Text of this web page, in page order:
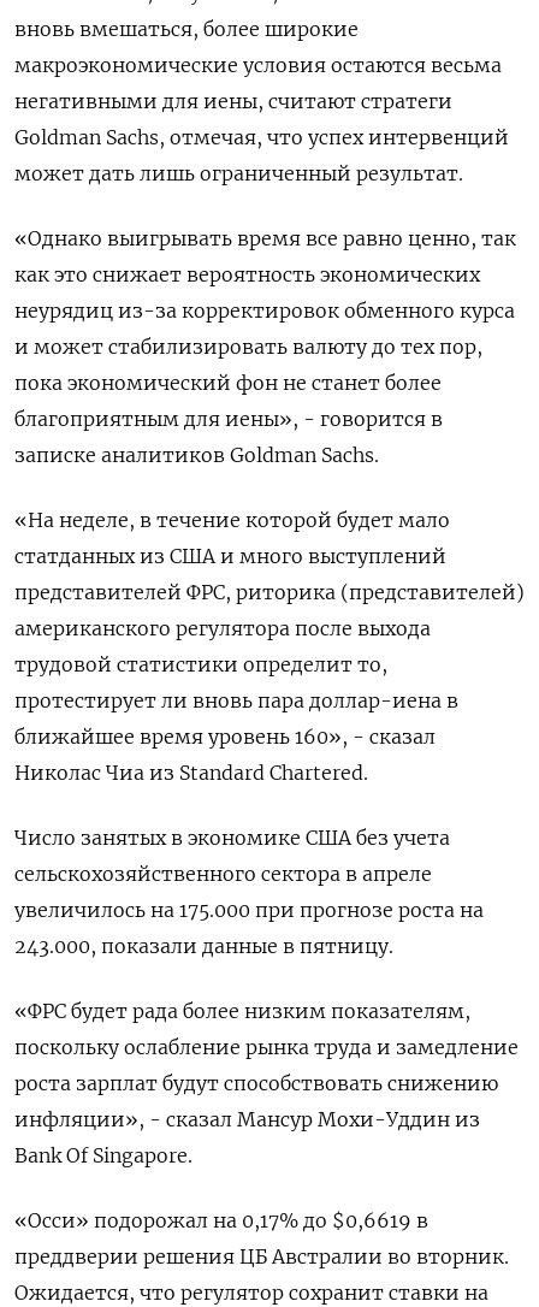
вновь вмешаться, более широкие
макроэкономические условия остаются весьма
негативными для иены, считают стратеги
Goldman Sachs, отмечая, что успех интервенций
может дать лишь ограниченный результат.
«Однако выигрывать время все равно ценно, так
как это снижает вероятность экономических
неурядиц из-за корректировок обменного курса
и может стабилизировать валюту до тех пор,
пока экономический фон не станет более
благоприятным для иены», - говорится в
записке аналитиков Goldman Sachs.
«На неделе, в течение которой будет мало
статданных из США и много выступлений
представителей ФРС, риторика (представителей)
американского регулятора после выхода
трудовой статистики определит то,
протестирует ли вновь пара доллар-иена в
ближайшее время уровень 160», - сказал
Николас Чиа из Standard Chartered.
Число занятых в экономике США без учета
сельскохозяйственного сектора в апреле
увеличилось на 175.000 при прогнозе роста на
243.000, показали данные в пятницу.
«ФРС будет рада более низким показателям,
поскольку ослабление рынка труда и замедление
роста зарплат будут способствовать снижению
инфляции», - сказал Мансур Мохи-Уддин из
Bank Of Singapore.
«Осси» подорожал на 0,17% до $0,6619​ в
преддверии решения ЦБ Австралии во вторник.
Ожидается, что регулятор сохранит ставки на